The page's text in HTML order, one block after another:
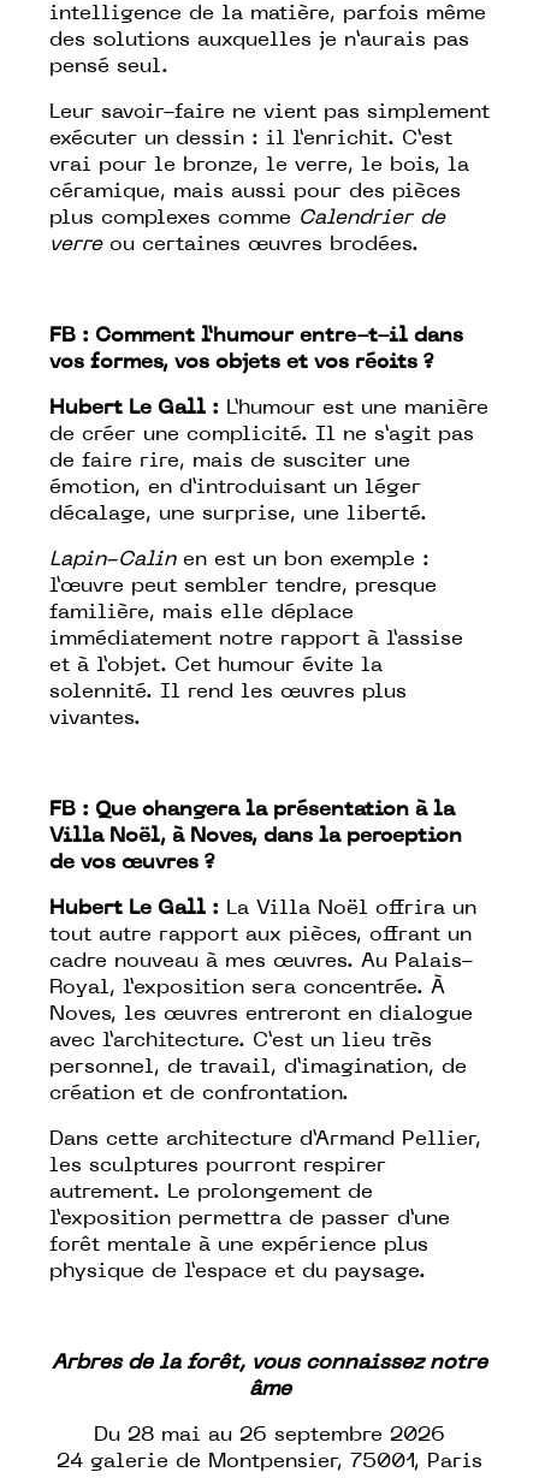
intelligence de la matière, parfois même
des solutions auxquelles je n’aurais pas
pensé seul.
Leur savoir-faire ne vient pas simplement
exécuter un dessin : il l’enrichit. C’est
vrai pour le bronze, le verre, le bois, la
céramique, mais aussi pour des pièces
plus complexes comme Calendrier de
verreou certaines œuvres brodées.
FB : Comment l’humour entre-t-il dans
vos formes, vos objets et vos récits ?
Hubert Le Gall : L’humour est une manière
de créer une complicité. Il ne s’agit pas
de faire rire, mais de susciter une
émotion, en d’introduisant un léger
décalage, une surprise, une liberté.
Lapin-Calinen est un bon exemple :
l’œuvre peut sembler tendre, presque
familière, mais elle déplace
immédiatement notre rapport à l’assise
et à l’objet. Cet humour évite la
solennité. Il rend les œuvres plus
vivantes.
FB : Que changera la présentation à la
Villa Noël, à Noves, dans la perception
de vos œuvres ?
Hubert Le Gall : La Villa Noël offrira un
tout autre rapport aux pièces, offrant un
cadre nouveau à mes œuvres. Au Palais-
Royal, l’exposition sera concentrée. À
Noves, les œuvres entreront en dialogue
avec l’architecture. C’est un lieu très
personnel, de travail, d’imagination, de
création et de confrontation.
Dans cette architecture d’Armand Pellier,
les sculptures pourront respirer
autrement. Le prolongement de
l’exposition permettra de passer d’une
forêt mentale à une expérience plus
physique de l’espace et du paysage.
Arbres de la forêt, vous connaissez notre
âme
Du 28 mai au 26 septembre 2026
24 galerie de Montpensier, 75001, Paris